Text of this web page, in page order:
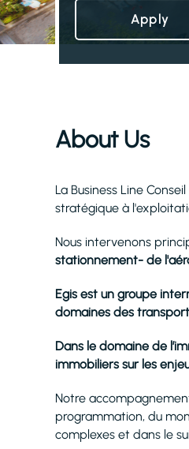
Apply
About Us
La Business Line
stratégique à
Nous intervenons
stationnement- de
Egis est un groupe
domaines des
Dans le domaine de
immobiliers sur les
Notre
programmation, du
complexes et dans le